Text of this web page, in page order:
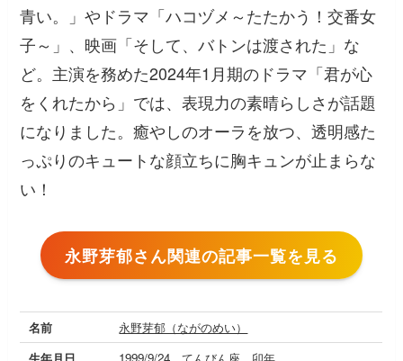
青い。」やドラマ「ハコヅメ～たたかう！交番女
子～」、映画「そして、バトンは渡された」な
ど。主演を務めた2024年1月期のドラマ「君が心
をくれたから」では、表現力の素晴らしさが話題
になりました。癒やしのオーラを放つ、透明感た
っぷりのキュートな顔立ちに胸キュンが止まらな
い！
永野芽郁さん関連の記事一覧を見る
名前
永野芽郁（ながのめい）